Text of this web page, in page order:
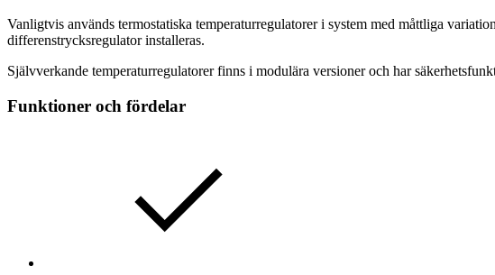
Vanligtvis används termostatiska temperaturregulatorer i system med måttliga
differenstrycksregulator installeras.
Självverkande temperaturregulatorer finns i modulära versioner och har
Funktioner och fördelar